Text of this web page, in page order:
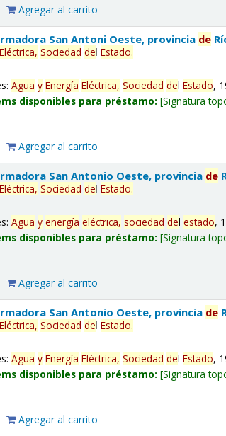
Agregar al carrito
San Antoni Oeste, provincia de
Eléctrica, Sociedad delEstado.
Agua y Energía Eléctrica, Sociedad delEstado,
disponibles para préstamo: Signatura
Agregar al carrito
San Antonio Oeste, provincia de
Eléctrica, Sociedad delEstado.
Agua y energía eléctrica, sociedad delestado,
disponibles para préstamo: Signatura
Agregar al carrito
San Antonio Oeste, provincia de
Eléctrica, Sociedad delEstado.
Agua y Energía Eléctrica, Sociedad delEstado,
disponibles para préstamo: Signatura
Agregar al carrito